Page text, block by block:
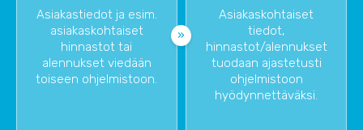
Asiakastiedot ja esim.
asiakaskohtaiset
hinnastot tai
alennukset viedään
toiseen ohjelmistoon.
Asiakaskohtaiset
tiedot,
hinnastot/alennukset
tuodaan ajastetusti
ohjelmistoon
hyödynnettäväksi.